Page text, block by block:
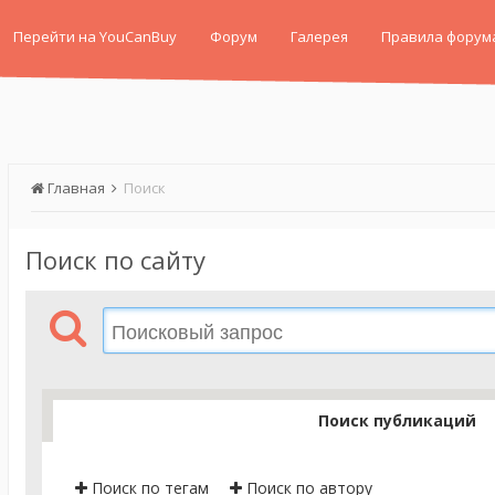
Перейти на YouCanBuy Форум Галерея Правила
Главная Поиск
Поиск по сайту
Поиск публикаций
Поиск по тегам Поиск по автору